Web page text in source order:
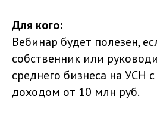
Для кого:
Вебинар будет полезен,
собственник или
среднего бизнеса на УСН
доходом от 10 млн руб.